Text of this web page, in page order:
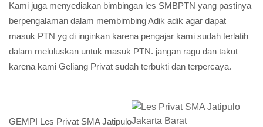
Kami juga menyediakan bimbingan les SMBPTN yang pastinya
berpengalaman dalam membimbing Adik adik agar dapat
masuk PTN yg di inginkan karena pengajar kami sudah terlatih
dalam meluluskan untuk masuk PTN. jangan ragu dan takut
karena kami Geliang Privat sudah terbukti dan terpercaya.
GEMPI Les Privat SMA Jatipulo